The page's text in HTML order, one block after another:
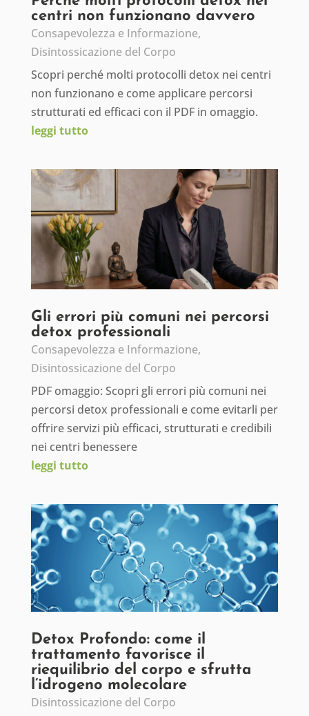
centri non funzionano davvero
Consapevolezza e Informazione,
Disintossicazione del Corpo
Scopri perché molti protocolli detox nei centri
non funzionano e come applicare percorsi
strutturati ed efficaci con il PDF in omaggio.
leggi tutto
Gli errori più comuni nei percorsi
detox professionali
Consapevolezza e Informazione,
Disintossicazione del Corpo
PDF omaggio: Scopri gli errori più comuni nei
percorsi detox professionali e come evitarli per
offrire servizi più efficaci, strutturati e credibili
nei centri benessere
leggi tutto
Detox Profondo: come il
trattamento favorisce il
riequilibrio del corpo e sfrutta
l’idrogeno molecolare
Disintossicazione del Corpo